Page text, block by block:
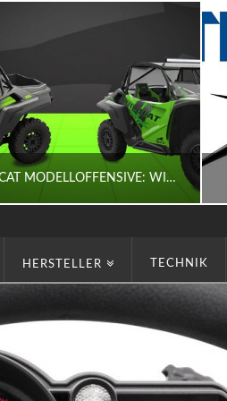
ARCTIC CAT MODELLOFFENSIVE: WILDCAT XX UND SPEEDCAT 77
HERBST
HERSTELLER TECHNIK